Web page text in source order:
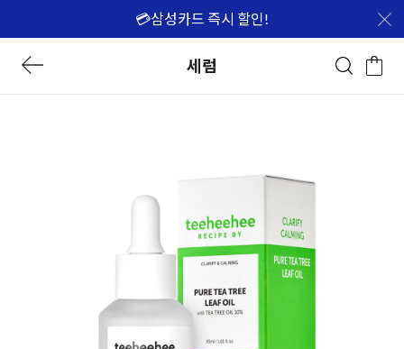
💳삼성카드 즉시 할인!
세럼